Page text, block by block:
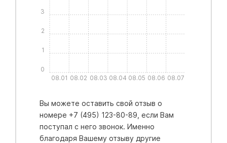
08.01 08.02 08.03 08.04 08.05 08.06 08.07
0
1
2
3
Вы можете оставить свой отзыв о
номере +7 (495) 123-80-89, если Вам
поступал с него звонок. Именно
благодаря Вашему отзыву другие